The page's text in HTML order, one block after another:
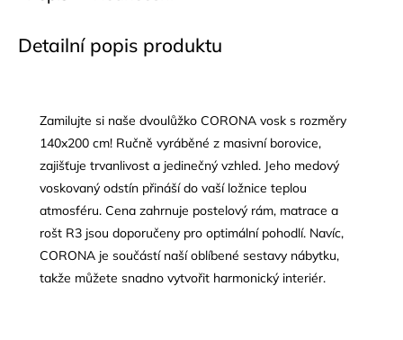
Detailní popis produktu
Zamilujte si naše dvoulůžko CORONA vosk s rozměry
140x200 cm! Ručně vyráběné z masivní borovice,
zajišťuje trvanlivost a jedinečný vzhled. Jeho medový
voskovaný odstín přináší do vaší ložnice teplou
atmosféru. Cena zahrnuje postelový rám, matrace a
rošt R3 jsou doporučeny pro optimální pohodlí. Navíc,
CORONA je součástí naší oblíbené sestavy nábytku,
takže můžete snadno vytvořit harmonický interiér.